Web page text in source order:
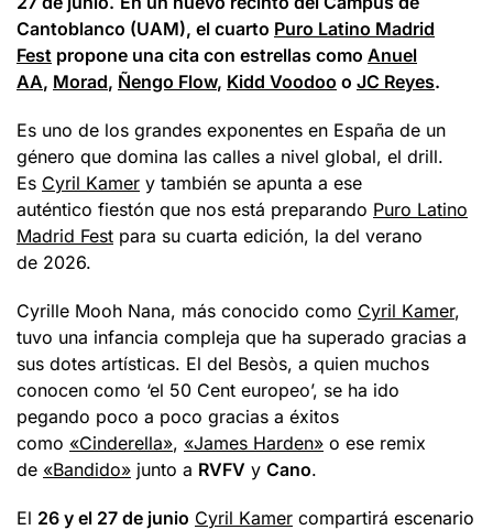
Cantoblanco (UAM), el cuarto Puro Latino Madrid
Fest propone una cita con estrellas como Anuel
AA, Morad, Ñengo Flow, Kidd Voodoo o JC Reyes.
Es uno de los grandes exponentes en España de un
género que domina las calles a nivel global, el drill.
Es Cyril Kamer y también se apunta a ese
auténtico fiestón que nos está preparando Puro Latino
Madrid Fest para su cuarta edición, la del verano
de 2026.
Cyrille Mooh Nana, más conocido como Cyril Kamer,
tuvo una infancia compleja que ha superado gracias a
sus dotes artísticas. El del Besòs, a quien muchos
conocen como ‘el 50 Cent europeo’, se ha ido
pegando poco a poco gracias a éxitos
como «Cinderella», «James Harden» o ese remix
de «Bandido» junto a RVFV y Cano.
El 26 y el 27 de junio Cyril Kamer compartirá escenario